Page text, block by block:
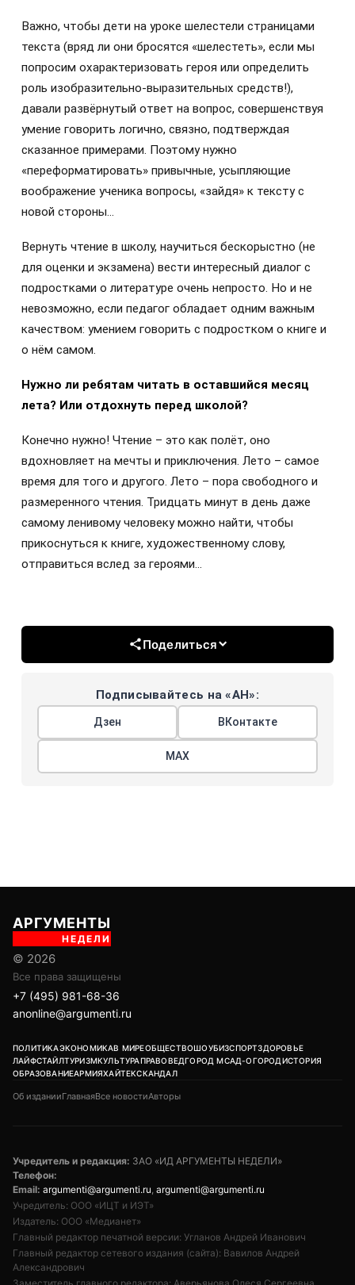
Важно, чтобы дети на уроке шелестели страницами
текста (вряд ли они бросятся «шелестеть», если мы
попросим охарактеризовать героя или определить
роль изобразительно-выразительных средств!),
давали развёрнутый ответ на вопрос, совершенствуя
умение говорить логично, связно, подтверждая
сказанное примерами. Поэтому нужно
«переформатировать» привычные, усыпляющие
воображение ученика вопросы, «зайдя» к тексту с
новой стороны…
Вернуть чтение в школу, научиться бескорыстно (не
для оценки и экзамена) вести интересный диалог с
подростками о литературе очень непросто. Но и не
невозможно, если педагог обладает одним важным
качеством: умением говорить с подростком о книге и
о нём самом.
Нужно ли ребятам читать в оставшийся месяц
лета? Или отдохнуть перед школой?
Конечно нужно! Чтение – это как полёт, оно
вдохновляет на мечты и приключения. Лето – самое
время для того и другого. Лето – пора свободного и
размеренного чтения. Тридцать минут в день даже
самому ленивому человеку можно найти, чтобы
прикоснуться к книге, художественному слову,
отправиться вслед за героями...
Поделиться
Подписывайтесь на «АН»:
Дзен ВКонтакте
МАХ
АРГУМЕНТЫ
НЕДЕЛИ
© 2026
Все права защищены
+7 (495) 981-68-36
anonline@argumenti.ru
ПОЛИТИКАЭКОНОМИКАВ МИРЕОБЩЕСТВОШОУБИЗСПОРТЗДОРОВЬЕ
ЛАЙФСТАЙЛТУРИЗМКУЛЬТУРАПРАВОВЕДГОРОД МСАД-ОГОРОДИСТОРИЯ
ОБРАЗОВАНИЕАРМИЯХАЙТЕКСКАНДАЛ
Об изданииГлавнаяВсе новостиАвторы
Учредитель и редакция: ЗАО «ИД АРГУМЕНТЫ НЕДЕЛИ»
Телефон:
Email: argumenti@argumenti.ru argumenti@argumenti.ru
Учредитель: ООО «ИЦТ и ИЭТ»
Издатель: ООО «Медианет»
Главный редактор печатной версии: Угланов Андрей Иванович
Главный редактор сетевого издания (сайта): Вавилов Андрей
Александрович